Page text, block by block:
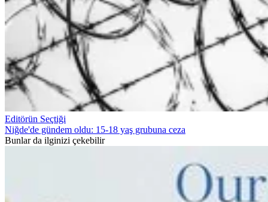
Editörün Seçtiği
Niğde'de gündem oldu: 15-18 yaş grubuna ceza
Bunlar da ilginizi çekebilir